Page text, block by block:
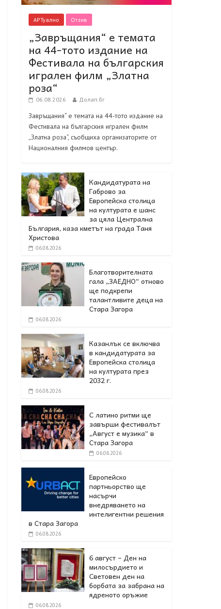
АРТуално Отзив
„Завръщания“ е темата
на 44-тото издание на
Фестивала на българския
игрален филм „Златна
роза“
06.08.2026 Долап.бг
Завръщания“ е темата на 44-тото издание на
Фестивала на българския игрален филм
„Златна роза“, съобщиха организаторите от
Националния филмов център.
Кандидатурата на
Габрово за
Европейска столица
на културата е шанс
за цяла Централна
България, каза кметът на града Таня
Христова
06.08.2026
Благотворителната
гала „ЗАЕДНО“ отново
ще подкрепи
талантливите деца на
Стара Загора
06.08.2026
Казанлък се включва
в кандидатурата за
Европейска столица
на културата през
2032 г.
06.08.2026
С латино ритми ще
завърши фестивалът
„Август е музика“ в
Стара Загора
06.08.2026
Европейско
партньорство ще
насърчи
внедряването на
интелигентни решения
в Стара Загора
06.08.2026
6 август – Ден на
милосърдието и
Световен ден на
борбата за забрана на
ядреното оръжие
06.08.2026